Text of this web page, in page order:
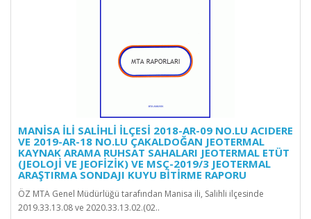
MANİSA İLİ SALİHLİ İLÇESİ 2018-AR-09 NO.LU ACIDERE
VE 2019-AR-18 NO.LU ÇAKALDOĞAN JEOTERMAL
KAYNAK ARAMA RUHSAT SAHALARI JEOTERMAL ETÜT
(JEOLOJİ VE JEOFİZİK) VE MSÇ-2019/3 JEOTERMAL
ARAŞTIRMA SONDAJI KUYU BİTİRME RAPORU
ÖZ MTA Genel Müdürlüğü tarafından Manisa ili, Salihli ilçesinde
2019.33.13.08 ve 2020.33.13.02.(02..